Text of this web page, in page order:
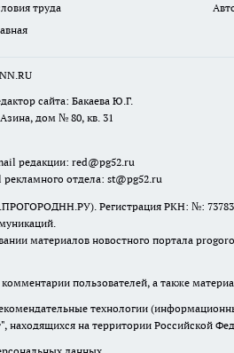
труда
сайта: Бакаева Ю.Г.
дом № 80, кв. 31
редакции: red@pg52.ru
отдела: st@pg52.ru
Регистрация РКН: №:
материалов новостного портала
комментарии пользователей, а также
технологии
находящихся на территории Российской